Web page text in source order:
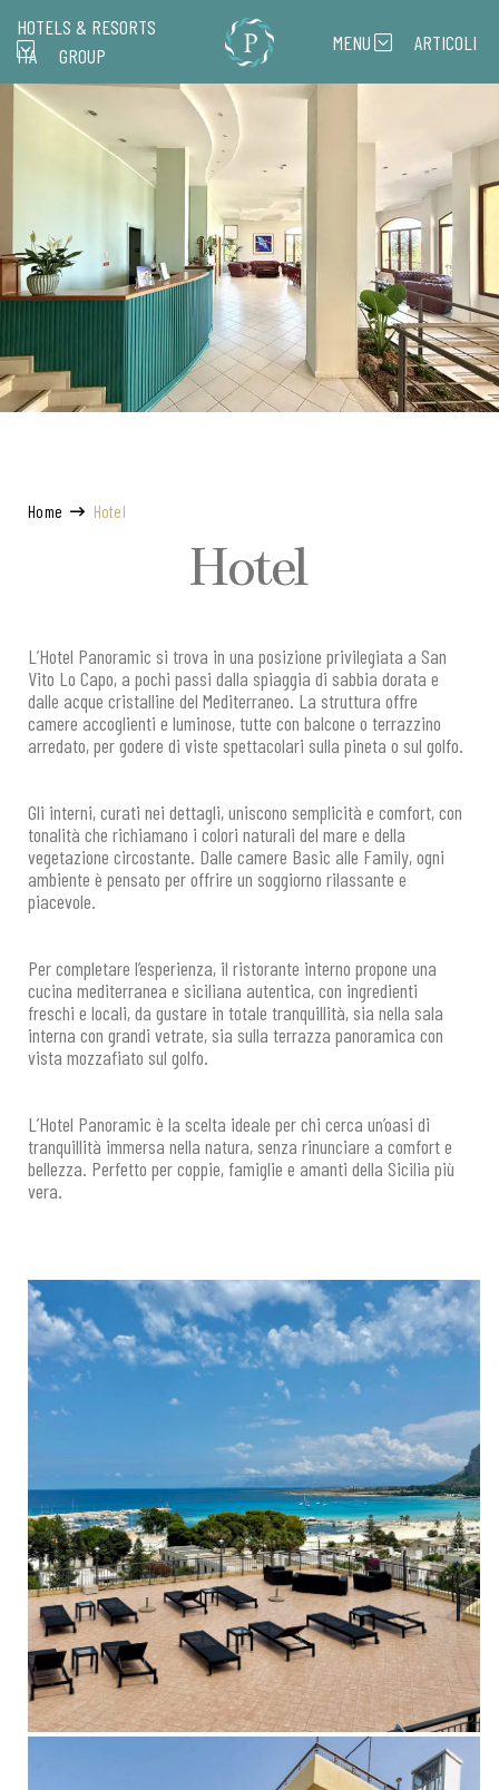
ITA GROUP
HOTELS & RESORTS
MENU ARTICOLI
Home Hotel
Hotel
L’Hotel Panoramic si trova in una posizione privilegiata a San
Vito Lo Capo, a pochi passi dalla spiaggia di sabbia dorata e
dalle acque cristalline del Mediterraneo. La struttura offre
camere accoglienti e luminose, tutte con balcone o terrazzino
arredato, per godere di viste spettacolari sulla pineta o sul golfo.
Gli interni, curati nei dettagli, uniscono semplicità e comfort, con
tonalità che richiamano i colori naturali del mare e della
vegetazione circostante. Dalle camere Basic alle Family, ogni
ambiente è pensato per offrire un soggiorno rilassante e
piacevole.
Per completare l’esperienza, il ristorante interno propone una
cucina mediterranea e siciliana autentica, con ingredienti
freschi e locali, da gustare in totale tranquillità, sia nella sala
interna con grandi vetrate, sia sulla terrazza panoramica con
vista mozzafiato sul golfo.
L’Hotel Panoramic è la scelta ideale per chi cerca un’oasi di
tranquillità immersa nella natura, senza rinunciare a comfort e
bellezza. Perfetto per coppie, famiglie e amanti della Sicilia più
vera.